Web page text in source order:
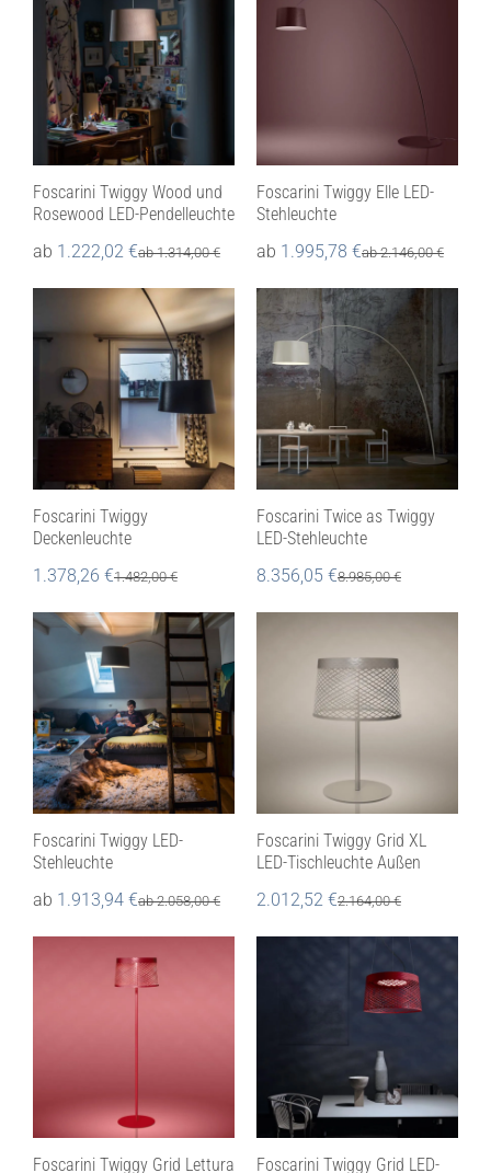
Foscarini Twiggy Wood und
Rosewood LED-Pendelleuchte
ab 1.222,02 €ab1.314,00€
Foscarini Twiggy Elle LED-
Stehleuchte
ab 1.995,78 €ab2.146,00€
Foscarini Twiggy
Deckenleuchte
1.378,26 €1.482,00€
Foscarini Twice as Twiggy
LED-Stehleuchte
8.356,05 €8.985,00€
Foscarini Twiggy LED-
Stehleuchte
ab 1.913,94 €ab2.058,00€
Foscarini Twiggy Grid XL
LED-Tischleuchte Außen
2.012,52 €2.164,00€
Foscarini Twiggy Grid Lettura Foscarini Twiggy Grid LED-